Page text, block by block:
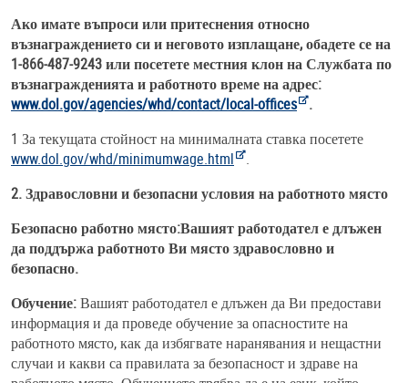
Ако имате въпроси или притеснения относно
възнаграждението си и неговото изплащане, обадете се на
1-866-487-9243 или посетете местния клон на Службата по
възнагражденията и работното време на адрес:
www.dol.gov/agencies/whd/contact/local-offices .
1 За текущата стойност на минималната ставка посетете
www.dol.gov/whd/minimumwage.html
.
2. Здравословни и безопасни условия на работното място
Безопасно работно място:Вашият работодател е длъжен
да поддържа работното Ви място здравословно и
безопасно.
Обучение:Вашият работодател е длъжен да Ви предостави
информация и да проведе обучение за опасностите на
работното място, как да избягвате наранявания и нещастни
случаи и какви са правилата за безопасност и здраве на